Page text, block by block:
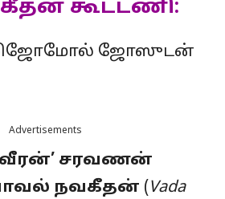
கூட்டணி:
ஜோஸுடன்
Advertisements
சரவணன்
நவகீதன் (Vada